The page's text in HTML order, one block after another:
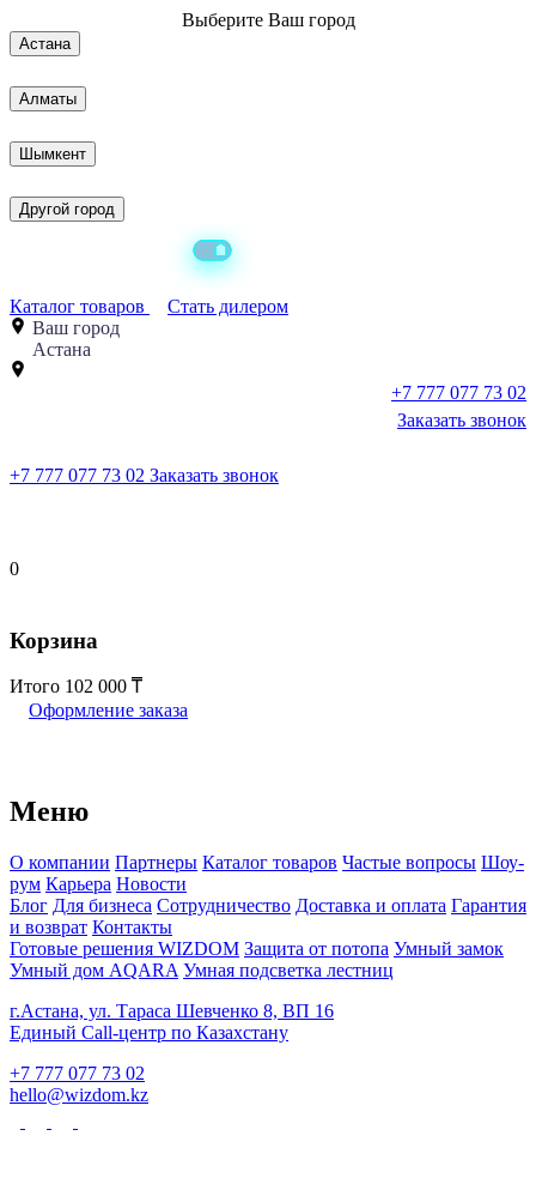
Выберите Ваш город
Астана
Алматы
Шымкент
Другой город
Каталог товаров
Стать дилером
Ваш город
Астана
+7 777 077 73 02
Заказать звонок
+7 777 077 73 02 Заказать звонок
0
Корзина
Итого 102 000
Оформление заказа
Меню
О компании Партнеры Каталог товаров Частые вопросы Шоу-
рум Карьера Новости
Блог Для бизнеса Сотрудничество Доставка и оплата Гарантия
и возврат Контакты
Готовые решения WIZDOM Защита от потопа Умный замок
Умный дом AQARA Умная подсветка лестниц
г.Астана, ул. Тараса Шевченко 8, ВП 16
Единый Call-центр по Казахстану
+7 777 077 73 02
hello@wizdom.kz